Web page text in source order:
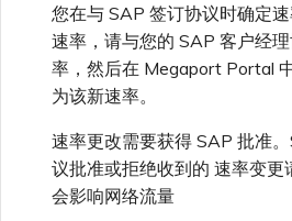
您在与 SAP 签订协议时确定
速率，请与您的 SAP 客户经
率，然后在 Megaport Portal
为该新速率。
速率更改需要获得 SAP 批准
议批准或拒绝收到的 速率变更
会影响网络流量